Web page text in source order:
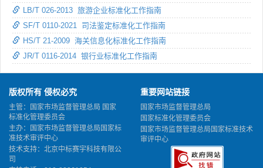
LB/T 026-2013 旅游企业标准化工作指南
SF/T 0110-2021 司法鉴定标准化工作指南
HS/T 21-2009 海关信息化标准化工作指南
JR/T 0116-2014 银行业标准化工作指南
版权所有 侵权必究
主管：国家市场监督管理总局 国家
标准化管理委员会
主办：国家市场监督管理总局国家标
准技术审评中心
技术支持：北京中标赛宇科技有限公
司
重要网站链接
国家市场监督管理总局
国家标准化管理委员会
国家市场监督管理总局国家标准技术
审评中心